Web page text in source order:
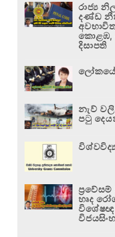
රාජ්‍ය
දණ්ඩ
කොළඹ,
දිසාපති
ලෝකයේ
නැව්
පටු
හෘද
විශේෂඥ
විජයසිංහ